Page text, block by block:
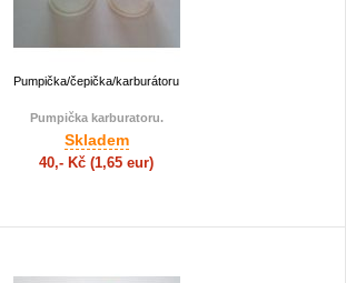
Pumpička/čepička/karburátoru
Pumpička karburatoru.
Skladem
40,- Kč (1,65 eur)